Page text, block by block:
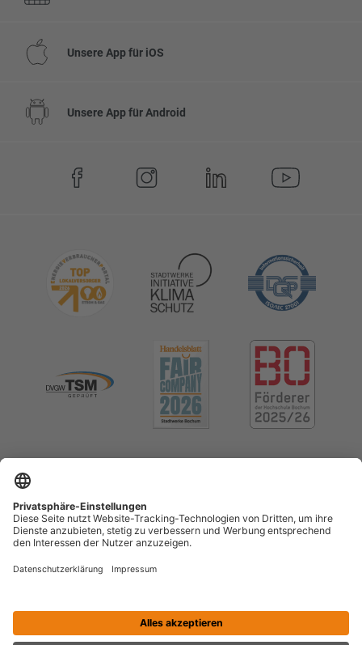
Unsere App für iOS
Unsere App für Android
Impressum
Menschenrechte (LkSG) Erklärung zur Barrierefreiheit
Kontrast erhöhen Vertrag widerrufen